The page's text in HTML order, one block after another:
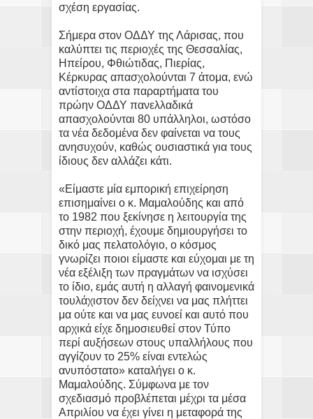
σχέση εργασίας.
Σήμερα στον ΟΔΔΥ της Λάρισας, που
καλύπτει τις περιοχές της Θεσσαλίας,
Ηπείρου, Φθιώτιδας, Πιερίας,
Κέρκυρας απασχολούνται 7 άτομα, ενώ
αντίστοιχα στα παραρτήματα του
πρώην ΟΔΔΥ πανελλαδικά
απασχολούνται 80 υπάλληλοι, ωστόσο
τα νέα δεδομένα δεν φαίνεται να τους
ανησυχούν, καθώς ουσιαστικά για τους
ίδιους δεν αλλάζει κάτι.
«Είμαστε μία εμπορική επιχείρηση
επισημαίνει ο κ. Μαμαλούδης και από
το 1982 που ξεκίνησε η λειτουργία της
στην περιοχή, έχουμε δημιουργήσει το
δικό μας πελατολόγιο, ο κόσμος
γνωρίζει ποιοι είμαστε και εύχομαι με τη
νέα εξέλιξη των πραγμάτων να ισχύσει
το ίδιο, εμάς αυτή η αλλαγή φαινομενικά
τουλάχιστον δεν δείχνει να μας πλήττει
μα ούτε και να μας ευνοεί και αυτό που
αρχικά είχε δημοσιευθεί στον Τύπο
περί αυξήσεων στους υπαλλήλους που
αγγίζουν το 25% είναι εντελώς
ανυπόστατο» καταλήγει ο κ.
Μαμαλούδης. Σύμφωνα με τον
σχεδιασμό προβλέπεται μέχρι τα μέσα
Απριλίου να έχει γίνει η μεταφορά της